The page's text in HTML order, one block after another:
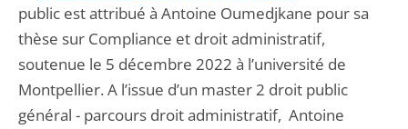
public est attribué à Antoine Oumedjkane pour sa
thèse sur Compliance et droit administratif,
soutenue le 5 décembre 2022 à l’université de
Montpellier. A l’issue d’un master 2 droit public
général - parcours droit administratif, Antoine